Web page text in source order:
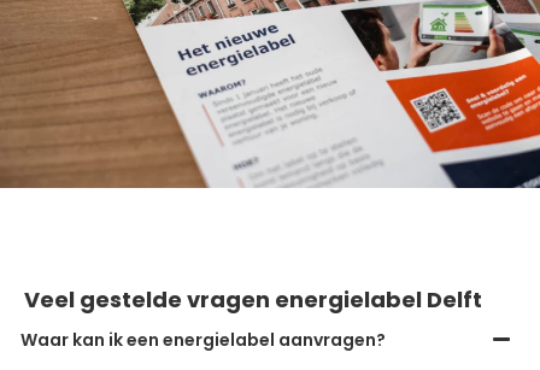
Veel gestelde vragen energielabel Delft
Waar kan ik een energielabel aanvragen?